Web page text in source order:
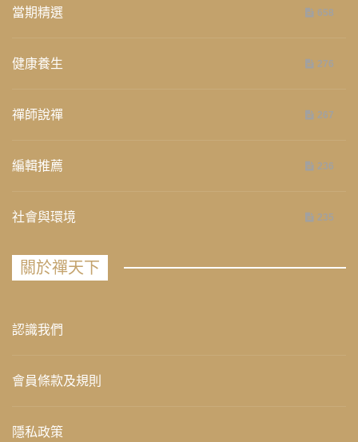
當期精選 658
健康養生 276
禪師說禪 267
編輯推薦 236
社會與環境 235
關於禪天下
認識我們
會員條款及規則
隱私政策